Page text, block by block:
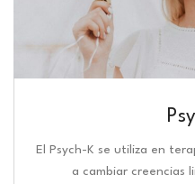
El Psych-K se utiliza en
a cambiar creencias